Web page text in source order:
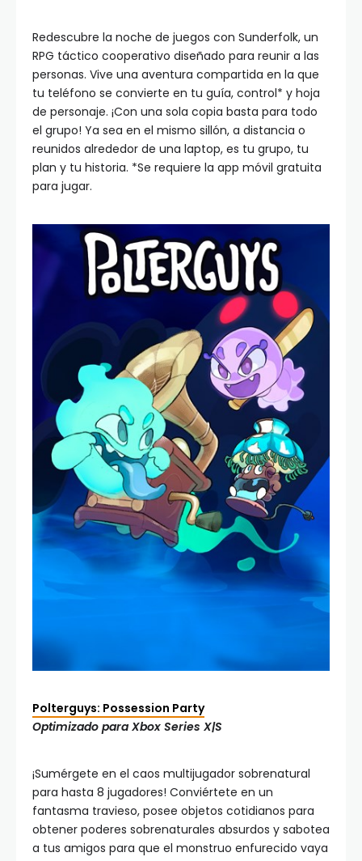
Redescubre la noche de juegos con Sunderfolk, un
RPG táctico cooperativo diseñado para reunir a las
personas. Vive una aventura compartida en la que
tu teléfono se convierte en tu guía, control* y hoja
de personaje. ¡Con una sola copia basta para todo
el grupo! Ya sea en el mismo sillón, a distancia o
reunidos alrededor de una laptop, es tu grupo, tu
plan y tu historia. *Se requiere la app móvil gratuita
para jugar.
Polterguys: Possession Party
Optimizado para Xbox Series X|S
¡Sumérgete en el caos multijugador sobrenatural
para hasta 8 jugadores! Conviértete en un
fantasma travieso, posee objetos cotidianos para
obtener poderes sobrenaturales absurdos y sabotea
a tus amigos para que el monstruo enfurecido vaya